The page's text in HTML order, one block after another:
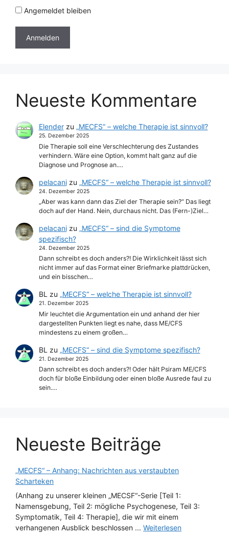
Angemeldet bleiben
Neueste Kommentare
Elenderzu „MECFS“ – welche Therapie ist sinnvoll?
25. Dezember 2025
Die Therapie soll eine Verschlechterung des Zustandes
verhindern. Wäre eine Option, kommt halt ganz auf die
Diagnose und Prognose an.…
pelacanizu „MECFS“ – welche Therapie ist sinnvoll?
24. Dezember 2025
„Aber was kann dann das Ziel der Therapie sein?“ Das liegt
doch auf der Hand. Nein, durchaus nicht. Das (Fern-)Ziel…
pelacanizu „MECFS“ – sind die Symptome
spezifisch?
24. Dezember 2025
Dann schreibt es doch anders?! Die Wirklichkeit lässt sich
nicht immer auf das Format einer Briefmarke plattdrücken,
und ein bisschen…
BL zu „MECFS“ – welche Therapie ist sinnvoll?
21. Dezember 2025
Mir leuchtet die Argumentation ein und anhand der hier
dargestellten Punkten liegt es nahe, dass ME/CFS
mindestens zu einem großen…
BL zu „MECFS“ – sind die Symptome spezifisch?
21. Dezember 2025
Dann schreibt es doch anders?! Oder hält Psiram ME/CFS
doch für bloße Einbildung oder einen bloße Ausrede faul zu
sein.…
Neueste Beiträge
„MECFS“ – Anhang: Nachrichten aus verstaubten
Scharteken
(Anhang zu unserer kleinen „MECSF“-Serie [Teil 1:
Namensgebung, Teil 2: mögliche Psychogenese, Teil 3:
Symptomatik, Teil 4: Therapie], die wir mit einem
verhangenen Ausblick beschlossen ... Weiterlesen